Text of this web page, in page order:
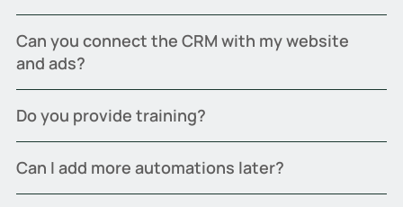
Can you connect the CRM with my website
and ads?
Do you provide training?
Can I add more automations later?